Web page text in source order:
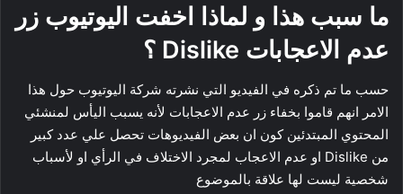
ما سبب هذا و لماذا اخفت اليوتيوب زر
عدم الاعجابات Dislike ؟
حسب ما تم ذكره في الفيديو التي نشرته شركة اليوتيوب حول هذا
الامر انهم قاموا بخفاء زر عدم الاعجابات لأنه يسبب اليأس لمنشئي
المحتوي المبتدئين كون ان بعض الفيديوهات تحصل علي عدد كبير
من Dislike او عدم الاعجاب لمجرد الاختلاف في الرأي او لأسباب
شخصية ليست لها علاقة بالموضوع